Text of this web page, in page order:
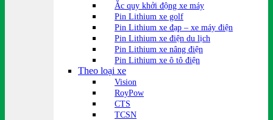
Ắc quy khởi động xe máy
Pin Lithium xe golf
Pin Lithium xe đạp – xe máy điện
Pin Lithium xe điện du lịch
Pin Lithium xe nâng điện
Pin Lithium xe ô tô điện
Theo loại xe
Vision
RoyPow
CTS
TCSN